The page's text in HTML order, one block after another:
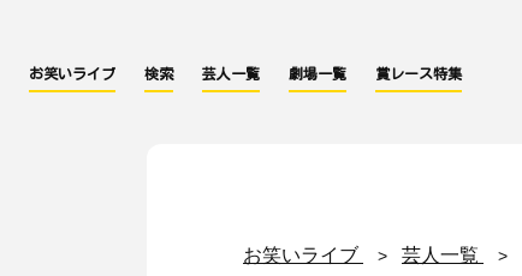
お笑いライブ 検索 芸人一覧 劇場一覧 賞レース特集
お笑いライブ 芸人一覧